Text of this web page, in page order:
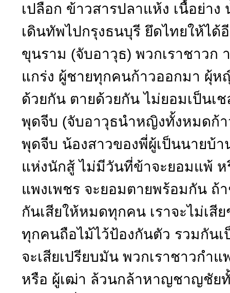
เปลือก ข้าวสารปลาแห้ง เนื้อย่าง
เดินทัพไปกรุงธนบุรี ยึดไทยให้ไ
ขุนราม (จับอาวุธ) พวกเราชาวก
แกร่ง ผู้ชายทุกคนก้าวออกมา ผุ้ห
ด้วยกัน ตายด้วยกัน ไม่ยอมเป็นเ
พุดจีบ (จับอาวุธนำหญิงทั้งหมดก้
พุดจีบ น้องสาวของพี่ผู้เป็นนายบ้
แห่งนักสู้ ไม่มีวันที่ข้าจะยอมแพ้ ห
แพงเพชร จะยอมตายพร้อมกัน ถ้
กันเสียให้หมดทุกคน เราจะไม่เสี
ทุกคนถือไม้ไว้ป้องกันตัว รวมกัน
จะเสียเปรียบมัน พวกเราชาวกำ
หรือ ผู้เฒ่า ล้วนกล้าหาญชาญชัย